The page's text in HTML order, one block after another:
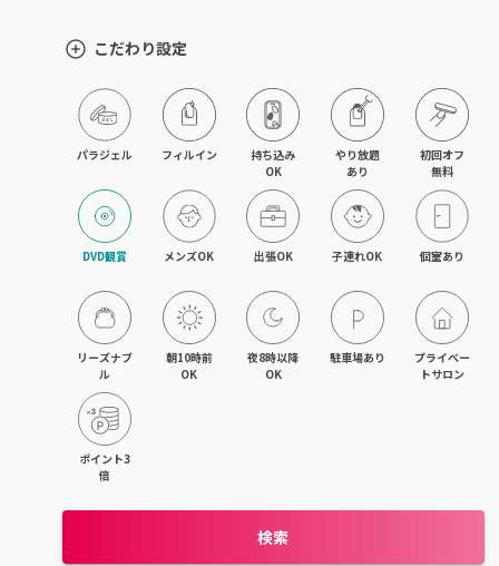
下北沢・代々木上原
目黒・戸越・武蔵小山
北千住・町屋・亀有
錦糸町・小岩・青砥
吉祥寺・荻窪・三鷹
立川・国立・国分寺
八王子・日野・昭島
日暮里・駒込・千駄木
こだわり設定
パラジェル フィルイン
持ち込み
OK
やり放題
あり
初回オフ
無料
DVD観賞 メンズOK 出張OK 子連れOK 個室あり
リーズナブ
ル
朝10時前
OK
夜8時以降
OK
駐車場あり
プライベー
トサロン
ポイント3
倍
検索